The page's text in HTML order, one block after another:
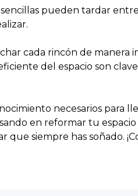
pueden tardar entre
cada rincón de manera
del espacio son
necesarios para
en reformar tu
siempre has soñado.